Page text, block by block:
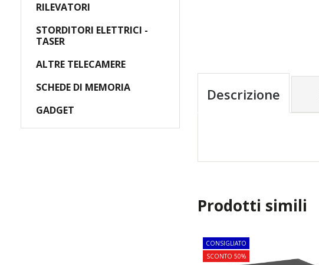
Descrizione
Prodotti simili
CONSIGLIATO
SCONTO 50%
RILEVATORI
STORDITORI ELETTRICI -
TASER
ALTRE TELECAMERE
SCHEDE DI MEMORIA
GADGET